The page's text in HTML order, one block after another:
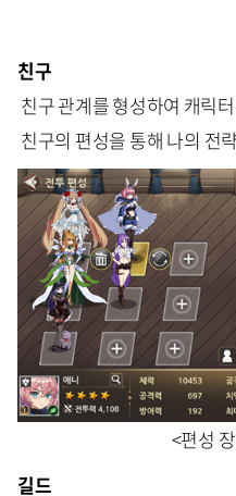
친구
친구 관계를 형성하여 캐릭
친구의 편성을 통해 나의 전
<편성
길드